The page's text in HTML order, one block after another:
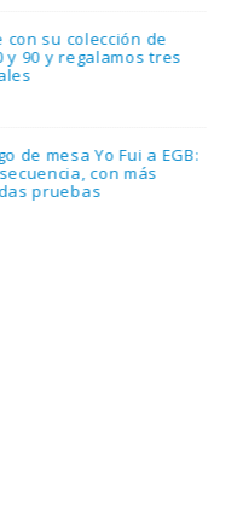
colección de
y regalamos tres
Yo Fui a EGB:
con más